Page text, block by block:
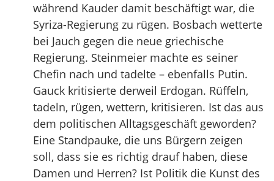
während Kauder damit beschäftigt war, die
Syriza-Regierung zu rügen. Bosbach wetterte
bei Jauch gegen die neue griechische
Regierung. Steinmeier machte es seiner
Chefin nach und tadelte – ebenfalls Putin.
Gauck kritisierte derweil Erdogan. Rüffeln,
tadeln, rügen, wettern, kritisieren. Ist das aus
dem politischen Alltagsgeschäft geworden?
Eine Standpauke, die uns Bürgern zeigen
soll, dass sie es richtig drauf haben, diese
Damen und Herren? Ist Politik die Kunst des